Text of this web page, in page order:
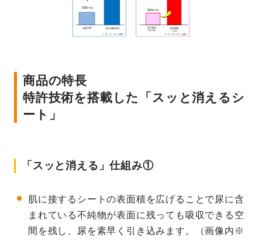
商品の特長
特許技術を搭載した「スッと消えるシ
ート」
「スッと消える」仕組み①
肌に接するシートの表面積を広げることで尿に含
まれている不純物が表面に残っても吸収できる空
間を残し、尿を素早く引き込みます。（画像内※